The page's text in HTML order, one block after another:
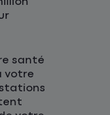
santé
votre